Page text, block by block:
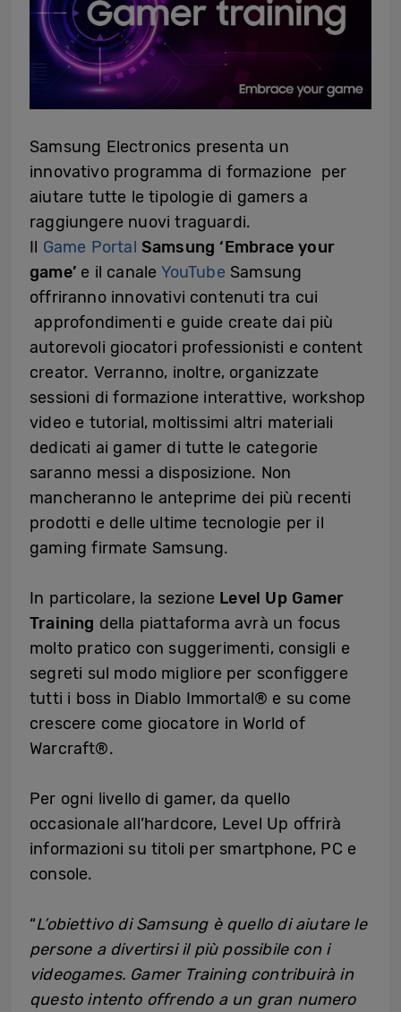
Samsung Electronics presenta un
innovativo programma di formazione per
aiutare tutte le tipologie di gamers a
raggiungere nuovi traguardi.
Il Game Portal Samsung ‘Embrace your
game’ e il canale YouTube Samsung
offriranno innovativi contenuti tra cui
approfondimenti e guide create dai più
autorevoli giocatori professionisti e content
creator. Verranno, inoltre, organizzate
sessioni di formazione interattive, workshop
video e tutorial, moltissimi altri materiali
dedicati ai gamer di tutte le categorie
saranno messi a disposizione. Non
mancheranno le anteprime dei più recenti
prodotti e delle ultime tecnologie per il
gaming firmate Samsung.
In particolare, la sezioneLevel Up Gamer
Training della piattaforma avrà un focus
molto pratico con suggerimenti, consigli e
segreti sul modo migliore per sconfiggere
tutti i boss in Diablo Immortal® e su come
crescere come giocatore in World of
Warcraft®.
Per ogni livello di gamer, da quello
occasionale all’hardcore, Level Up offrirà
informazioni su titoli per smartphone, PC e
console.
“L’obiettivo di Samsung è quello di aiutare le
persone a divertirsi il più possibile con i
videogames. Gamer Training contribuirà in
questo intento offrendo a un gran numero